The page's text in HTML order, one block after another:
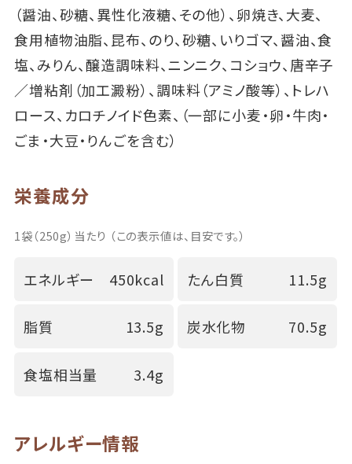
（醤油、砂糖、異性化液糖、その他）、卵焼き、大麦、
食用植物油脂、昆布、のり、砂糖、いりゴマ、醤油、食
塩、みりん、醸造調味料、ニンニク、コショウ、唐辛子
／増粘剤（加工澱粉）、調味料（アミノ酸等）、トレハ
ロース、カロチノイド色素、（一部に小麦・卵・牛肉・
ごま・大豆・りんごを含む）
栄養成分
1袋（250g）当たり （この表示値は、目安です。）
エネルギー 450kcal たん白質 11.5g
脂質 13.5g 炭水化物 70.5g
食塩相当量 3.4g
アレルギー情報